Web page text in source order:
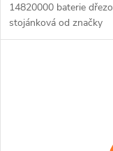
14820000 baterie
stojánková od značky
Hansgrohe. Série: